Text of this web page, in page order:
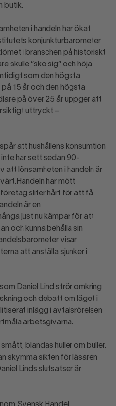
butik.
i handeln har ökat
konjunkturbarometer
i branschen på historiskt
skulle ”sko sig” och höja
som den högsta
15 år och den högsta
på över 25 år uppger att
uttryckt –
att hushållens konsumtion
inte har sett sedan 90-
att lönsamheten i handeln är
har mött
företag sliter hårt för att få
är en
just nu kämpar för att
och kunna behålla sin
visar
att anställa sjunker i
Daniel Lind strör omkring
och debatt om läget i
inlägg i avtalsrörelsen
arbetsgivarna.
blandas huller om buller.
skymma sikten för läsaren
Linds slutsatser är
Svensk Handel